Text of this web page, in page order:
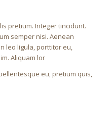
pretium. Integer tincidunt.
semper nisi. Aenean
leo ligula, porttitor eu,
Aliquam lor
eu, pretium quis,